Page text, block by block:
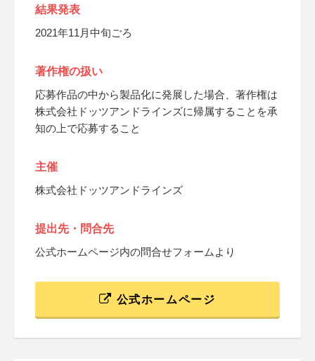
結果発表
2021年11月中旬ごろ
著作権の扱い
応募作品の中から製品化に発展した場合、著作権は
株式会社ドッツアンドラインズに帰属することを承
知の上で応募すること
主催
株式会社ドッツアンドラインズ
提出先・問合先
公式ホームページ内の問合せフォームより
公式ホームページ